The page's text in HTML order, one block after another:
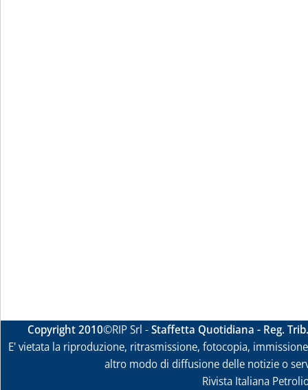
Copyright 2010©RIP Srl -Staffetta Quotidiana - Reg.
E' vietata la riproduzione, ritrasmissione, fotocopia,
altro modo di diffusione delle notizie o
Rivista Italiana